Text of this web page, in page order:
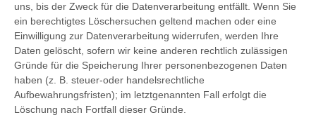
uns, bis der Zweck für die Datenverarbeitung entfällt. Wenn Sie
ein berechtigtes Löschersuchen geltend machen oder eine
Einwilligung zur Datenverarbeitung widerrufen, werden Ihre
Daten gelöscht, sofern wir keine anderen rechtlich zulässigen
Gründe für die Speicherung Ihrer personenbezogenen Daten
haben (z. B. steuer-oder handelsrechtliche
Aufbewahrungsfristen); im letztgenannten Fall erfolgt die
Löschung nach Fortfall dieser Gründe.